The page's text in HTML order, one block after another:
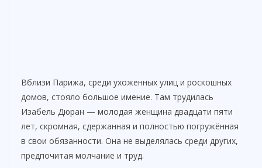
Вблизи Парижа, среди ухоженных улиц и роскошных
домов, стояло большое имение. Там трудилась
Изабель Дюран — молодая женщина двадцати пяти
лет, скромная, сдержанная и полностью погружённая
в свои обязанности. Она не выделялась среди других,
предпочитая молчание и труд.